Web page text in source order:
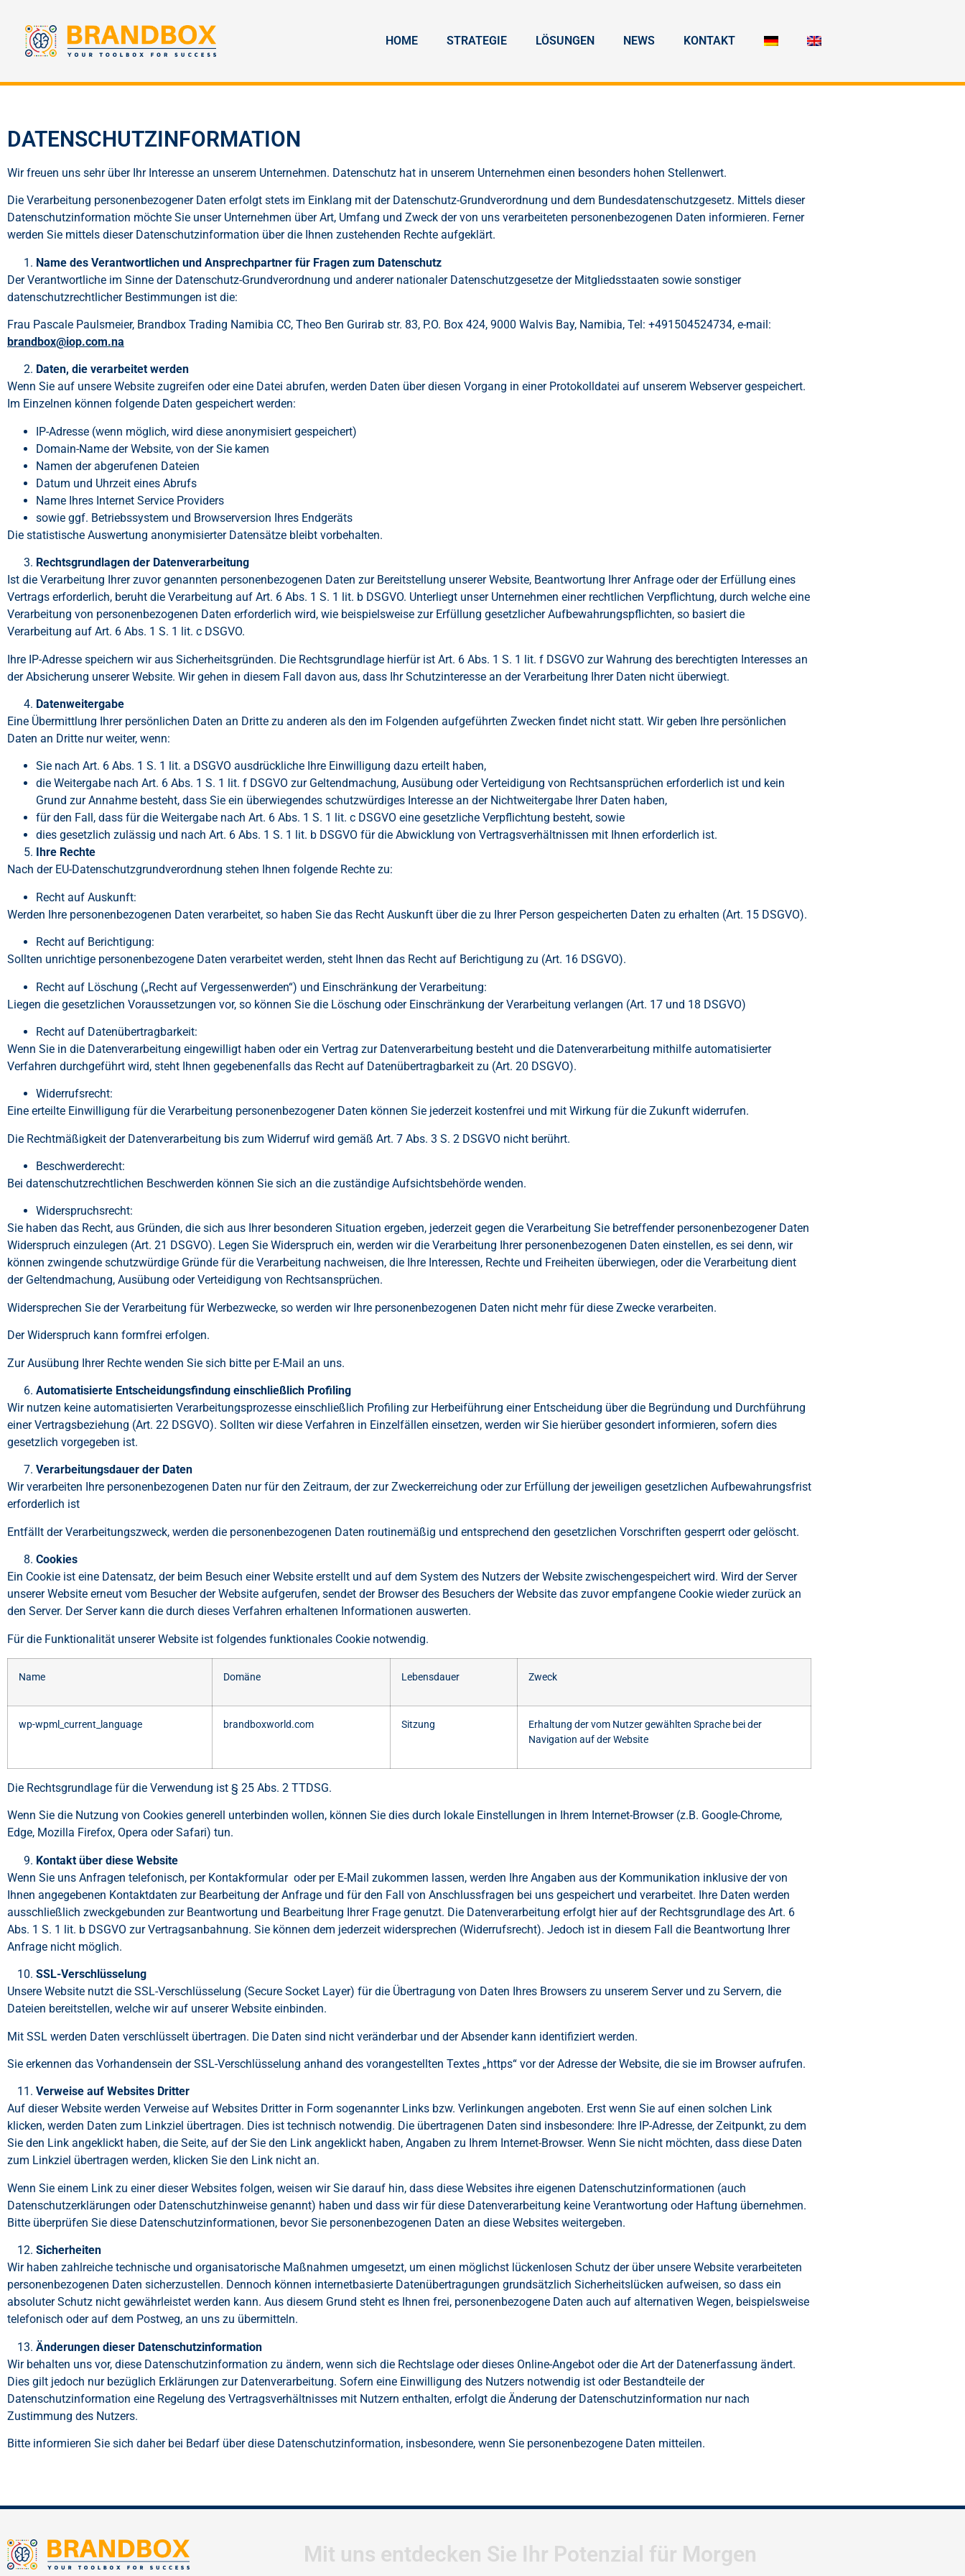
HOME STRATEGIE LÖSUNGEN NEWS KONTAKT
DATENSCHUTZINFORMATION
Wir freuen uns sehr über Ihr Interesse an unserem Unternehmen. Datenschutz hat in unserem Unternehmen einen besonders hohen Stellenwert.
Die Verarbeitung personenbezogener Daten erfolgt stets im Einklang mit der Datenschutz-Grundverordnung und dem Bundesdatenschutzgesetz. Mittels dieser
Datenschutzinformation möchte Sie unser Unternehmen über Art, Umfang und Zweck der von uns verarbeiteten personenbezogenen Daten informieren. Ferner
werden Sie mittels dieser Datenschutzinformation über die Ihnen zustehenden Rechte aufgeklärt.
Name des Verantwortlichen und Ansprechpartner für Fragen zum Datenschutz
Der Verantwortliche im Sinne der Datenschutz-Grundverordnung und anderer nationaler Datenschutzgesetze der Mitgliedsstaaten sowie sonstiger
datenschutzrechtlicher Bestimmungen ist die:
Frau Pascale Paulsmeier, Brandbox Trading Namibia CC, Theo Ben Gurirab str. 83, P.O. Box 424, 9000 Walvis Bay, Namibia, Tel: +491504524734, e-mail:
brandbox@iop.com.na
Daten, die verarbeitet werden
Wenn Sie auf unsere Website zugreifen oder eine Datei abrufen, werden Daten über diesen Vorgang in einer Protokolldatei auf unserem Webserver gespeichert.
Im Einzelnen können folgende Daten gespeichert werden:
IP-Adresse (wenn möglich, wird diese anonymisiert gespeichert)
Domain-Name der Website, von der Sie kamen
Namen der abgerufenen Dateien
Datum und Uhrzeit eines Abrufs
Name Ihres Internet Service Providers
sowie ggf. Betriebssystem und Browserversion Ihres Endgeräts
Die statistische Auswertung anonymisierter Datensätze bleibt vorbehalten.
Rechtsgrundlagen der Datenverarbeitung
Ist die Verarbeitung Ihrer zuvor genannten personenbezogenen Daten zur Bereitstellung unserer Website, Beantwortung Ihrer Anfrage oder der Erfüllung eines
Vertrags erforderlich, beruht die Verarbeitung auf Art. 6 Abs. 1 S. 1 lit. b DSGVO. Unterliegt unser Unternehmen einer rechtlichen Verpflichtung, durch welche eine
Verarbeitung von personenbezogenen Daten erforderlich wird, wie beispielsweise zur Erfüllung gesetzlicher Aufbewahrungspflichten, so basiert die
Verarbeitung auf Art. 6 Abs. 1 S. 1 lit. c DSGVO.
Ihre IP-Adresse speichern wir aus Sicherheitsgründen. Die Rechtsgrundlage hierfür ist Art. 6 Abs. 1 S. 1 lit. f DSGVO zur Wahrung des berechtigten Interesses an
der Absicherung unserer Website. Wir gehen in diesem Fall davon aus, dass Ihr Schutzinteresse an der Verarbeitung Ihrer Daten nicht überwiegt.
Datenweitergabe
Eine Übermittlung Ihrer persönlichen Daten an Dritte zu anderen als den im Folgenden aufgeführten Zwecken findet nicht statt. Wir geben Ihre persönlichen
Daten an Dritte nur weiter, wenn:
Sie nach Art. 6 Abs. 1 S. 1 lit. a DSGVO ausdrückliche Ihre Einwilligung dazu erteilt haben,
die Weitergabe nach Art. 6 Abs. 1 S. 1 lit. f DSGVO zur Geltendmachung, Ausübung oder Verteidigung von Rechtsansprüchen erforderlich ist und kein
Grund zur Annahme besteht, dass Sie ein überwiegendes schutzwürdiges Interesse an der Nichtweitergabe Ihrer Daten haben,
für den Fall, dass für die Weitergabe nach Art. 6 Abs. 1 S. 1 lit. c DSGVO eine gesetzliche Verpflichtung besteht, sowie
dies gesetzlich zulässig und nach Art. 6 Abs. 1 S. 1 lit. b DSGVO für die Abwicklung von Vertragsverhältnissen mit Ihnen erforderlich ist.
Ihre Rechte
Nach der EU-Datenschutzgrundverordnung stehen Ihnen folgende Rechte zu:
Recht auf Auskunft:
Werden Ihre personenbezogenen Daten verarbeitet, so haben Sie das Recht Auskunft über die zu Ihrer Person gespeicherten Daten zu erhalten (Art. 15 DSGVO).
Recht auf Berichtigung:
Sollten unrichtige personenbezogene Daten verarbeitet werden, steht Ihnen das Recht auf Berichtigung zu (Art. 16 DSGVO).
Recht auf Löschung („Recht auf Vergessenwerden“) und Einschränkung der Verarbeitung:
Liegen die gesetzlichen Voraussetzungen vor, so können Sie die Löschung oder Einschränkung der Verarbeitung verlangen (Art. 17 und 18 DSGVO)
Recht auf Datenübertragbarkeit:
Wenn Sie in die Datenverarbeitung eingewilligt haben oder ein Vertrag zur Datenverarbeitung besteht und die Datenverarbeitung mithilfe automatisierter
Verfahren durchgeführt wird, steht Ihnen gegebenenfalls das Recht auf Datenübertragbarkeit zu (Art. 20 DSGVO).
Widerrufsrecht:
Eine erteilte Einwilligung für die Verarbeitung personenbezogener Daten können Sie jederzeit kostenfrei und mit Wirkung für die Zukunft widerrufen.
Die Rechtmäßigkeit der Datenverarbeitung bis zum Widerruf wird gemäß Art. 7 Abs. 3 S. 2 DSGVO nicht berührt.
Beschwerderecht:
Bei datenschutzrechtlichen Beschwerden können Sie sich an die zuständige Aufsichtsbehörde wenden.
Widerspruchsrecht:
Sie haben das Recht, aus Gründen, die sich aus Ihrer besonderen Situation ergeben, jederzeit gegen die Verarbeitung Sie betreffender personenbezogener Daten
Widerspruch einzulegen (Art. 21 DSGVO). Legen Sie Widerspruch ein, werden wir die Verarbeitung Ihrer personenbezogenen Daten einstellen, es sei denn, wir
können zwingende schutzwürdige Gründe für die Verarbeitung nachweisen, die Ihre Interessen, Rechte und Freiheiten überwiegen, oder die Verarbeitung dient
der Geltendmachung, Ausübung oder Verteidigung von Rechtsansprüchen.
Widersprechen Sie der Verarbeitung für Werbezwecke, so werden wir Ihre personenbezogenen Daten nicht mehr für diese Zwecke verarbeiten.
Der Widerspruch kann formfrei erfolgen.
Zur Ausübung Ihrer Rechte wenden Sie sich bitte per E-Mail an uns.
Automatisierte Entscheidungsfindung einschließlich Profiling
Wir nutzen keine automatisierten Verarbeitungsprozesse einschließlich Profiling zur Herbeiführung einer Entscheidung über die Begründung und Durchführung
einer Vertragsbeziehung (Art. 22 DSGVO). Sollten wir diese Verfahren in Einzelfällen einsetzen, werden wir Sie hierüber gesondert informieren, sofern dies
gesetzlich vorgegeben ist.
Verarbeitungsdauer der Daten
Wir verarbeiten Ihre personenbezogenen Daten nur für den Zeitraum, der zur Zweckerreichung oder zur Erfüllung der jeweiligen gesetzlichen Aufbewahrungsfrist
erforderlich ist
Entfällt der Verarbeitungszweck, werden die personenbezogenen Daten routinemäßig und entsprechend den gesetzlichen Vorschriften gesperrt oder gelöscht.
Cookies
Ein Cookie ist eine Datensatz, der beim Besuch einer Website erstellt und auf dem System des Nutzers der Website zwischengespeichert wird. Wird der Server
unserer Website erneut vom Besucher der Website aufgerufen, sendet der Browser des Besuchers der Website das zuvor empfangene Cookie wieder zurück an
den Server. Der Server kann die durch dieses Verfahren erhaltenen Informationen auswerten.
Für die Funktionalität unserer Website ist folgendes funktionales Cookie notwendig.
Name Domäne Lebensdauer Zweck
wp-wpml_current_language brandboxworld.com Sitzung
Erhaltung der vom Nutzer gewählten Sprache bei der
Navigation auf der Website
Die Rechtsgrundlage für die Verwendung ist § 25 Abs. 2 TTDSG.
Wenn Sie die Nutzung von Cookies generell unterbinden wollen, können Sie dies durch lokale Einstellungen in Ihrem Internet-Browser (z.B. Google-Chrome,
Edge, Mozilla Firefox, Opera oder Safari) tun.
Kontakt über diese Website
Wenn Sie uns Anfragen telefonisch, per Kontakformular oder per E-Mail zukommen lassen, werden Ihre Angaben aus der Kommunikation inklusive der von
Ihnen angegebenen Kontaktdaten zur Bearbeitung der Anfrage und für den Fall von Anschlussfragen bei uns gespeichert und verarbeitet. Ihre Daten werden
ausschließlich zweckgebunden zur Beantwortung und Bearbeitung Ihrer Frage genutzt. Die Datenverarbeitung erfolgt hier auf der Rechtsgrundlage des Art. 6
Abs. 1 S. 1 lit. b DSGVO zur Vertragsanbahnung. Sie können dem jederzeit widersprechen (Widerrufsrecht). Jedoch ist in diesem Fall die Beantwortung Ihrer
Anfrage nicht möglich.
SSL-Verschlüsselung
Unsere Website nutzt die SSL-Verschlüsselung (Secure Socket Layer) für die Übertragung von Daten Ihres Browsers zu unserem Server und zu Servern, die
Dateien bereitstellen, welche wir auf unserer Website einbinden.
Mit SSL werden Daten verschlüsselt übertragen. Die Daten sind nicht veränderbar und der Absender kann identifiziert werden.
Sie erkennen das Vorhandensein der SSL-Verschlüsselung anhand des vorangestellten Textes „https“ vor der Adresse der Website, die sie im Browser aufrufen.
Verweise auf Websites Dritter
Auf dieser Website werden Verweise auf Websites Dritter in Form sogenannter Links bzw. Verlinkungen angeboten. Erst wenn Sie auf einen solchen Link
klicken, werden Daten zum Linkziel übertragen. Dies ist technisch notwendig. Die übertragenen Daten sind insbesondere: Ihre IP-Adresse, der Zeitpunkt, zu dem
Sie den Link angeklickt haben, die Seite, auf der Sie den Link angeklickt haben, Angaben zu Ihrem Internet-Browser. Wenn Sie nicht möchten, dass diese Daten
zum Linkziel übertragen werden, klicken Sie den Link nicht an.
Wenn Sie einem Link zu einer dieser Websites folgen, weisen wir Sie darauf hin, dass diese Websites ihre eigenen Datenschutzinformationen (auch
Datenschutzerklärungen oder Datenschutzhinweise genannt) haben und dass wir für diese Datenverarbeitung keine Verantwortung oder Haftung übernehmen.
Bitte überprüfen Sie diese Datenschutzinformationen, bevor Sie personenbezogenen Daten an diese Websites weitergeben.
Sicherheiten
Wir haben zahlreiche technische und organisatorische Maßnahmen umgesetzt, um einen möglichst lückenlosen Schutz der über unsere Website verarbeiteten
personenbezogenen Daten sicherzustellen. Dennoch können internetbasierte Datenübertragungen grundsätzlich Sicherheitslücken aufweisen, so dass ein
absoluter Schutz nicht gewährleistet werden kann. Aus diesem Grund steht es Ihnen frei, personenbezogene Daten auch auf alternativen Wegen, beispielsweise
telefonisch oder auf dem Postweg, an uns zu übermitteln.
Änderungen dieser Datenschutzinformation
Wir behalten uns vor, diese Datenschutzinformation zu ändern, wenn sich die Rechtslage oder dieses Online-Angebot oder die Art der Datenerfassung ändert.
Dies gilt jedoch nur bezüglich Erklärungen zur Datenverarbeitung. Sofern eine Einwilligung des Nutzers notwendig ist oder Bestandteile der
Datenschutzinformation eine Regelung des Vertragsverhältnisses mit Nutzern enthalten, erfolgt die Änderung der Datenschutzinformation nur nach
Zustimmung des Nutzers.
Bitte informieren Sie sich daher bei Bedarf über diese Datenschutzinformation, insbesondere, wenn Sie personenbezogene Daten mitteilen.
Mit uns entdecken Sie Ihr Potenzial für Morgen